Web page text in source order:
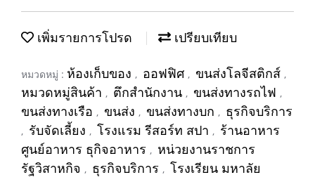
เพิ่มรายการโปรด เปรียบเทียบ
หมวดหมู่ : ห้องเก็บของ , ออฟฟิศ , ขนส่งโลจีสติกส์ ,
หมวดหมู่สินค้า , ตึกสำนักงาน , ขนส่งทางรถไฟ ,
ขนส่งทางเรือ , ขนส่ง , ขนส่งทางบก , ธุรกิจบริการ
, รับจัดเลี้ยง , โรงแรม รีสอร์ท สปา , ร้านอาหาร
ศูนย์อาหาร ธุกิจอาหาร , หน่วยงานราชการ
รัฐวิสาหกิจ , ธุรกิจบริการ , โรงเรียน มหาลัย